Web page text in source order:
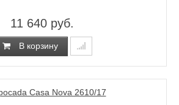
11 640 руб.
В корзину